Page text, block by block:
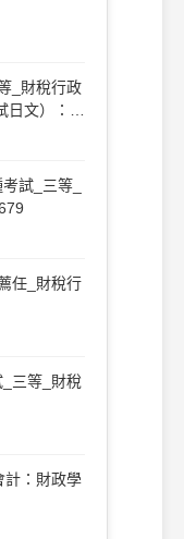
_財稅行政
日文）：財
試_三等_
任_財稅行
三等_財稅
計：財政學